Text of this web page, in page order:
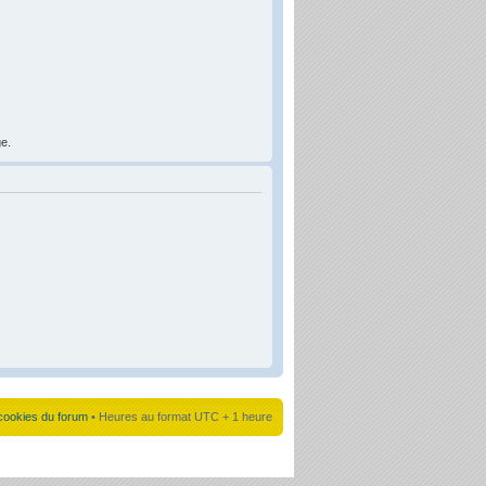
du forum • Heures au format UTC + 1 heure